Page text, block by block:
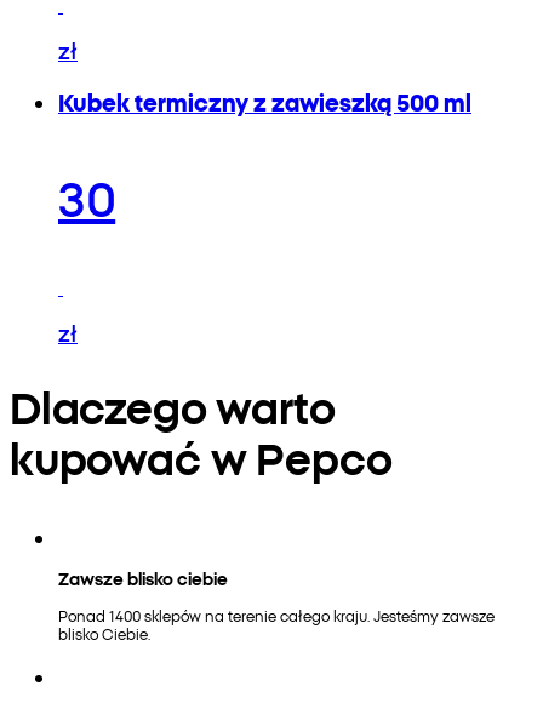
zł
Kubek termiczny z zawieszką 500 ml
30
zł
Dlaczego warto
kupować w Pepco
Zawsze blisko ciebie
Ponad 1400 sklepów na terenie całego kraju. Jesteśmy zawsze
blisko Ciebie.